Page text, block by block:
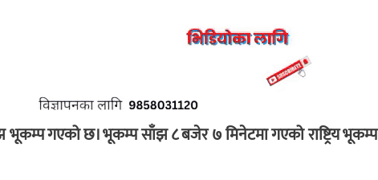
भूकम्प गएको छ। भूकम्प साँझ ८ बजेर ७ मिनेटमा गएको राष्ट्रिय भूकम्प